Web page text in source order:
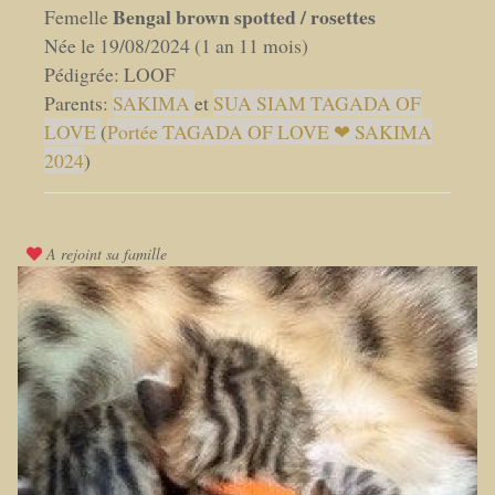
FemelleBengal brown spotted / rosettes
Née le 19/08/2024 (1 an 11 mois)
Pédigrée: LOOF
Parents: SAKIMA et SUA SIAM TAGADA OF
LOVE (Portée TAGADA OF LOVE ❤ SAKIMA
2024)
A rejoint sa famille